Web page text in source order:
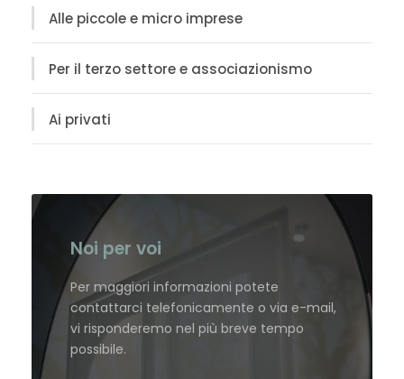
Alle piccole e micro imprese
Per il terzo settore e associazionismo
Ai privati
Noi per voi
Per maggiori informazioni potete
contattarci telefonicamente o via e-mail,
vi risponderemo nel più breve tempo
possibile.